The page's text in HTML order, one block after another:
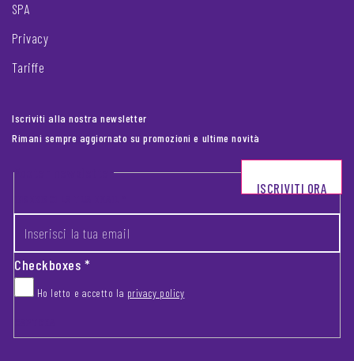
SPA
Privacy
Tariffe
Iscriviti alla nostra newsletter
Rimani sempre aggiornato su promozioni e ultime novità
Footer newsletter
Checkboxes*
Ho letto e accetto la privacy policy
ISCRIVITI ORA